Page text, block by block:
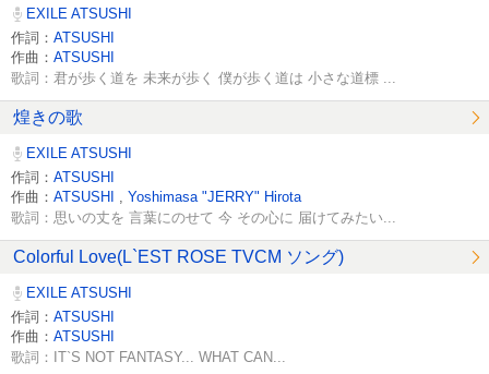
EXILE ATSUSHI
作詞： ATSUSHI
作曲： ATSUSHI
歌詞：君が歩く道を 未来が歩く 僕が歩く道は 小さな道標 ...
煌きの歌
EXILE ATSUSHI
作詞： ATSUSHI
作曲： ATSUSHI Yoshimasa "JERRY" Hirota
歌詞：思いの丈を 言葉にのせて 今 その心に 届けてみたい...
Colorful Love(L`EST ROSE TVCM ソング)
EXILE ATSUSHI
作詞： ATSUSHI
作曲： ATSUSHI
歌詞：IT`S NOT FANTASY... WHAT CAN...